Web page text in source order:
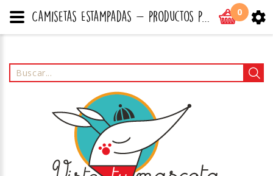
0
Camisetas Estampadas - productos para perros, gatos y todo tipo de mascotas